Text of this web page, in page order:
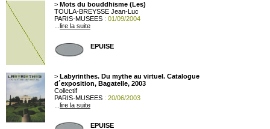
> Mots du bouddhisme (Les)
TOULA-BREYSSE Jean-Luc
PARIS-MUSEES : 01/09/2004
lire la suite
EPUISE
> Labyrinthes. Du mythe au virtuel. Catalogue
d´exposition, Bagatelle, 2003
Collectif
PARIS-MUSEES : 20/06/2003
lire la suite
EPUISE